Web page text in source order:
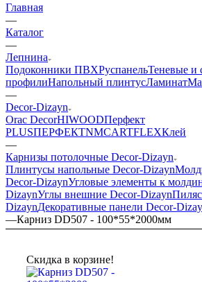
Главная
—
Каталог
—
Лепнина
Подоконники ПВХРуспанельТеневые и
профилиНапольный плинтусЛаминат
—
Decor-Dizayn
Orac DecorHIWOODПерфект
PLUSПЕРФЕКТNMCARTFLEXКлей
—
Карнизы потолочные Decor-Dizayn
Плинтусы напольные Decor-Dizayn
Decor-DizaynУгловые элементы к
DizaynУглы внешние Decor-Dizayn
DizaynДекоративные панели Decor-
—Карниз DD507 - 100*55*2000мм
Скидка в корзине!